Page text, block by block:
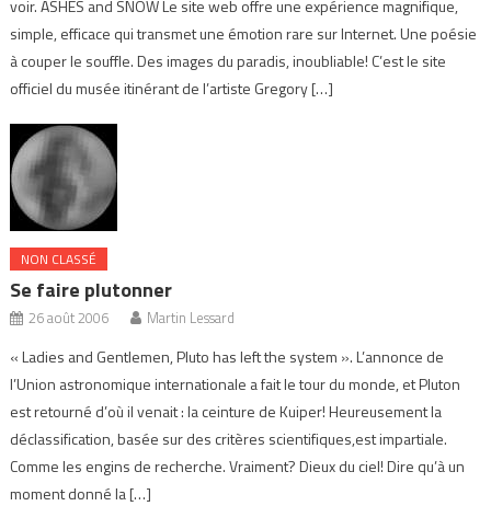
voir. ASHES and SNOW Le site web offre une expérience magnifique,
simple, efficace qui transmet une émotion rare sur Internet. Une poésie
à couper le souffle. Des images du paradis, inoubliable! C’est le site
officiel du musée itinérant de l’artiste Gregory […]
NON CLASSÉ
Se faire plutonner
26 août 2006 Martin Lessard
« Ladies and Gentlemen, Pluto has left the system ». L’annonce de
l’Union astronomique internationale a fait le tour du monde, et Pluton
est retourné d’où il venait : la ceinture de Kuiper! Heureusement la
déclassification, basée sur des critères scientifiques,est impartiale.
Comme les engins de recherche. Vraiment? Dieux du ciel! Dire qu’à un
moment donné la […]